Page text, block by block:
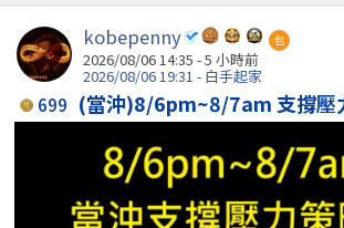
kobepenny 包
2026/08/06 14:35 -5 小時前
2026/08/06 19:31 - 白手起家
699 (當沖)8/6pm~8/7am 支撐壓